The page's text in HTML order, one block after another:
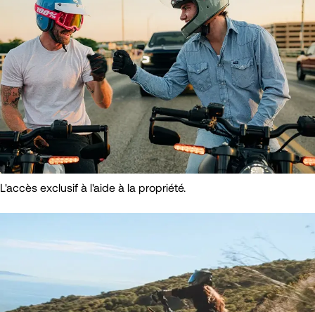
L'accès exclusif à l'aide à la propriété.